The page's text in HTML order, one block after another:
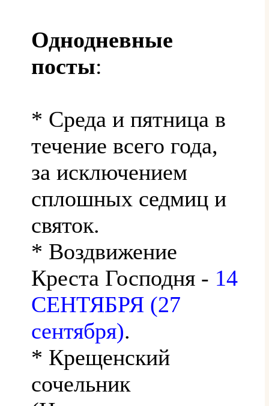
Однодневные
посты:
* Среда и пятница в
течение всего года,
за исключением
сплошных седмиц и
святок.
* Воздвижение
Креста Господня - 14
СЕНТЯБРЯ (27
сентября).
* Крещенский
сочельник